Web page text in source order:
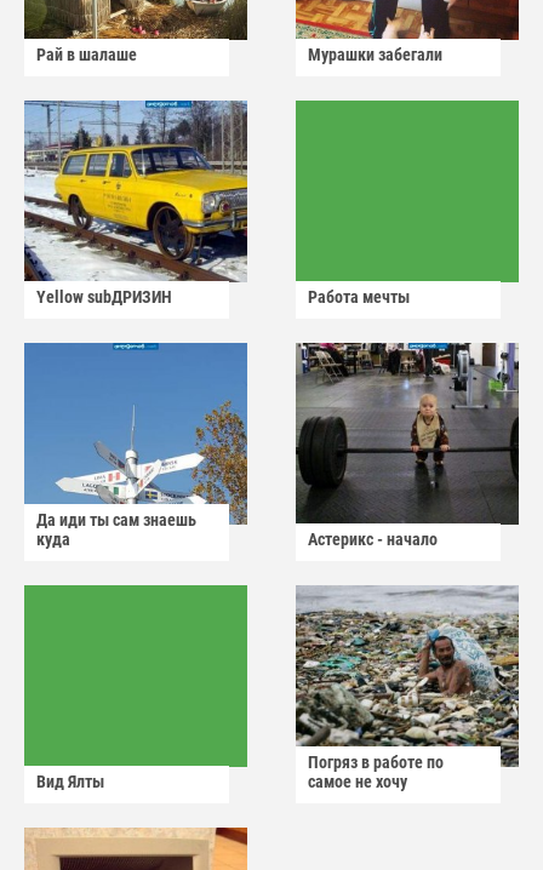
Рай в шалаше Мурашки забегали
Yellow subДРИЗИН Работа мечты
Да иди ты сам знаешь
куда
Астерикс - начало
Вид Ялты
Погряз в работе по
самое не хочу